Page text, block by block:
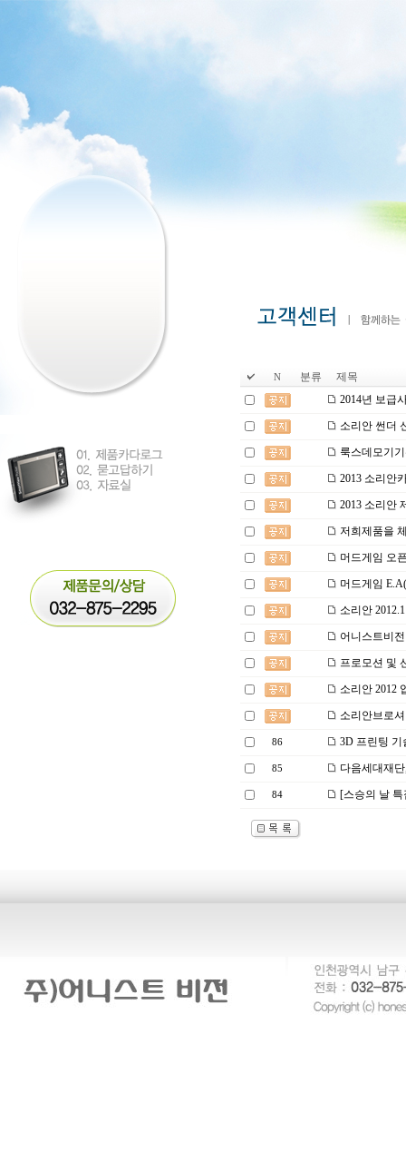
N 분류
제목
2014년 보급
소리안 썬더
룩스데모기
2013 소리안
2013 소리안
저희제품을
머드게임 오
머드게임
소리안
어니스트비
프로모션 및
소리안 2012
소리안브로셔
86 3D 프린팅 기
85 다음세대재
84 [스승의 날